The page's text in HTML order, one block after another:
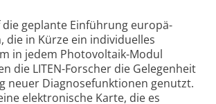
die geplante Einführung europä­
die in Kürze ein indivi­duelles
in jedem Photo­voltaik-Modul
die LITEN-Forscher die Gelegen­heit
neuer Diagnose­funktionen genutzt.
elek­tronische Karte, die es